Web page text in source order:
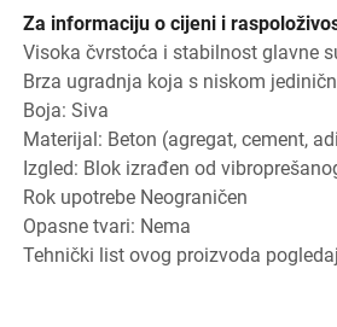
Za informaciju o cijeni i
Visoka čvrstoća i stabilnost glavne
Brza ugradnja koja s niskom
Boja: Siva
Materijal: Beton (agregat, cement,
Izgled: Blok izrađen od
Rok upotrebe Neograničen
Opasne tvari: Nema
Tehnički list ovog proizvoda